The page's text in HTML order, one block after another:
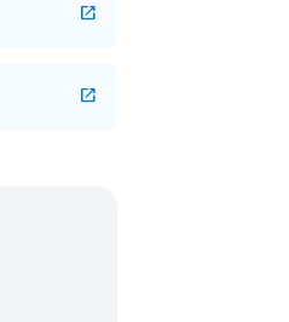
open_in_new
open_in_new